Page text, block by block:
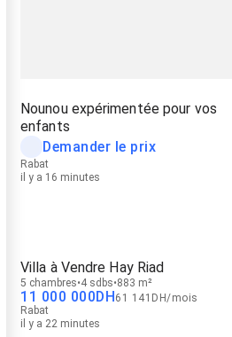
Nounou expérimentée pour vos
enfants
Demander le prix
Rabat
il y a 16 minutes
Villa à Vendre Hay Riad
5 chambres 4 sdbs 883 m²
11 000 000 DH 61 141 DH/mois
Rabat
il y a 22 minutes